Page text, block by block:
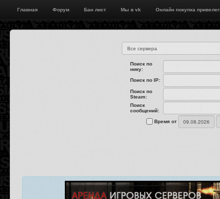
Главная Форум Бан лист Мы в vk Онлайн покупка
Поиск по
нику:
Поиск по IP:
Поиск по
Steam:
Поиск
сообщений:
Время от